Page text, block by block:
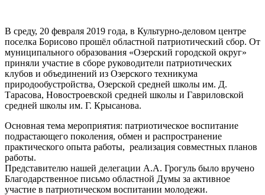
В среду, 20 февраля 2019 года, в Культурно-деловом центре
поселка Борисово прошёл областной патриотический сбор. От
муниципального образования «Озерский городской округ»
приняли участие в сборе руководители патриотических
клубов и объединений из Озерского техникума
природообустройства, Озерской средней школы им. Д.
Тарасова, Новостроевской средней школы и Гавриловской
средней школы им. Г. Крысанова.
Основная тема мероприятия: патриотическое воспитание
подрастающего поколения, обмен и распространение
практического опыта работы, реализация совместных планов
работы.
Представителю нашей делегации А.А. Грогуль было вручено
Благодарственное письмо областной Думы за активное
участие в патриотическом воспитании молодежи.